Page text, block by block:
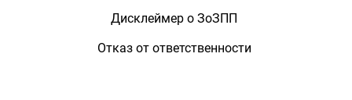
Дисклеймер о ЗоЗПП
Отказ от ответственности